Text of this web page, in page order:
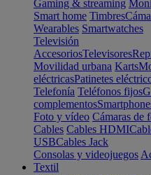
Gaming & streaming
Smart home Timbres
Wearables Smartwatches
Televisión
AccesoriosTelevisores
Movilidad urbana Karts
eléctricasPatinetes
Telefonía Teléfonos fijos
complementos
Foto y vídeo Cámaras de
Cables Cables HDMI
USBCables Jack
Consolas y videojuegos
Textil